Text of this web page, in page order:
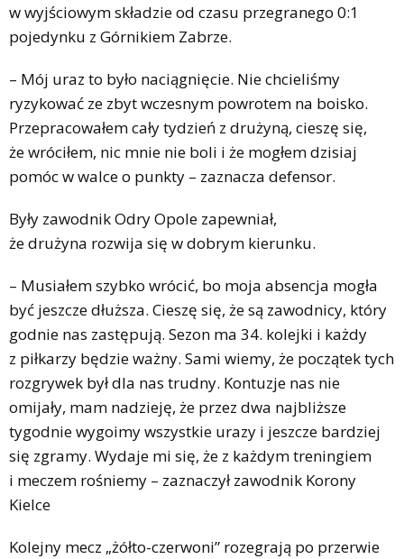
w wyjściowym składzie od czasu przegranego 0:1
pojedynku z Górnikiem Zabrze.
– Mój uraz to było naciągnięcie. Nie chcieliśmy
ryzykować ze zbyt wczesnym powrotem na boisko.
Przepracowałem cały tydzień z drużyną, cieszę się,
że wróciłem, nic mnie nie boli i że mogłem dzisiaj
pomóc w walce o punkty – zaznacza defensor.
Były zawodnik Odry Opole zapewniał,
że drużyna rozwija się w dobrym kierunku.
– Musiałem szybko wrócić, bo moja absencja mogła
być jeszcze dłuższa. Cieszę się, że są zawodnicy, który
godnie nas zastępują. Sezon ma 34. kolejki i każdy
z piłkarzy będzie ważny. Sami wiemy, że początek tych
rozgrywek był dla nas trudny. Kontuzje nas nie
omijały, mam nadzieję, że przez dwa najbliższe
tygodnie wygoimy wszystkie urazy i jeszcze bardziej
się zgramy. Wydaje mi się, że z każdym treningiem
i meczem rośniemy – zaznaczył zawodnik Korony
Kielce
Kolejny mecz „żółto-czerwoni” rozegrają po przerwie